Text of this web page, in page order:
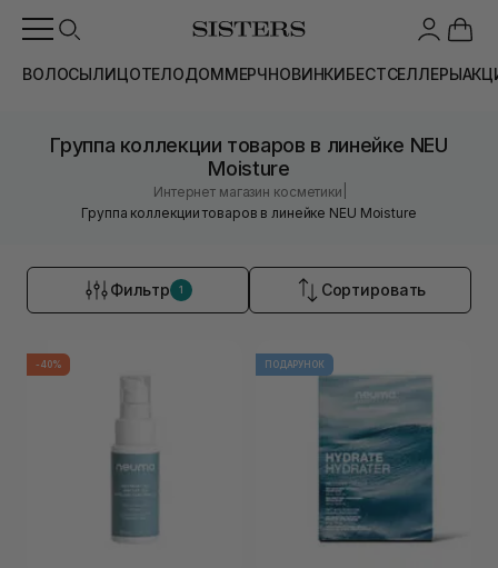
ВОЛОСЫЛИЦОТЕЛОДОММЕРЧНОВИНКИБЕСТСЕЛЛЕРЫ
Группа коллекции товаров в линейке NEU
Moisture
Интернет магазин косметики
Группа коллекции товаров в линейке NEU Moisture
Фильтр 1 Сортировать
-40% ПОДАРУНОК